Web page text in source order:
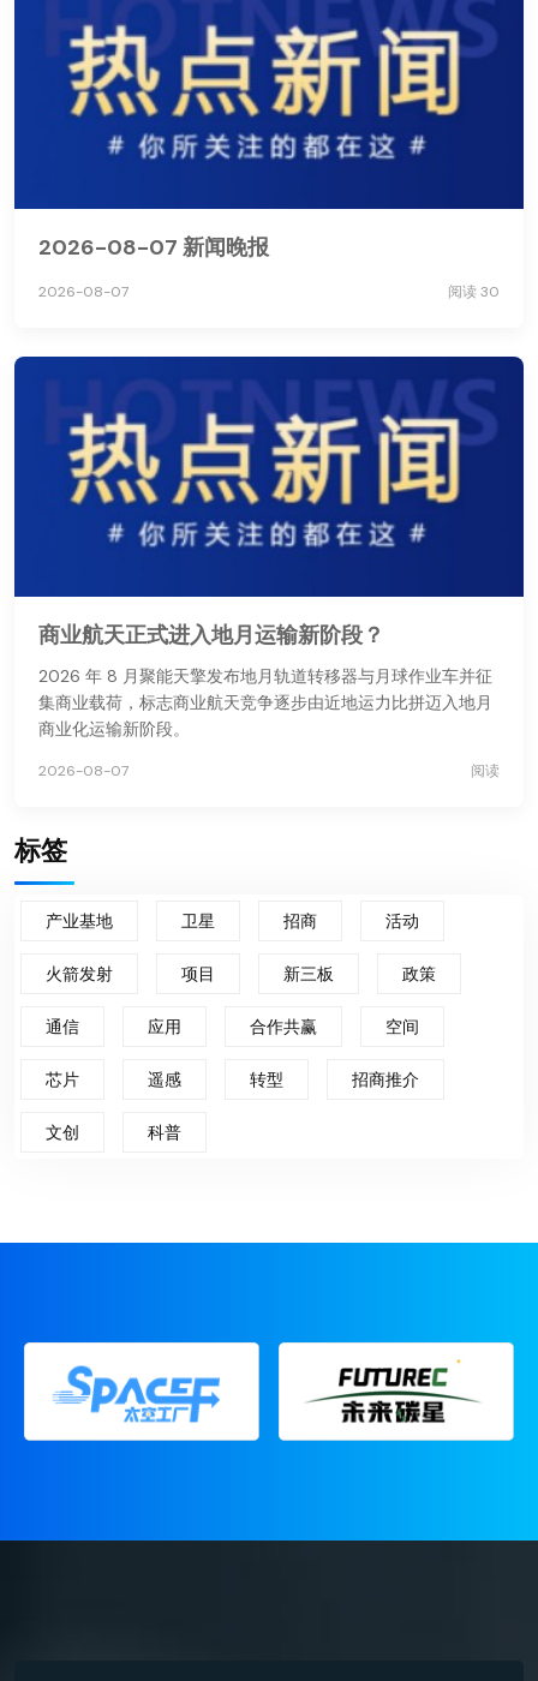
2026-08-07 新闻晚报
2026-08-07 阅读 30
商业航天正式进入地月运输新阶段？
2026 年 8 月聚能天擎发布地月轨道转移器与月球作业车并征
集商业载荷，标志商业航天竞争逐步由近地运力比拼迈入地月
商业化运输新阶段。
2026-08-07 阅读
标签
产业基地 卫星 招商 活动
火箭发射 项目 新三板 政策
通信 应用 合作共赢 空间
芯片 遥感 转型 招商推介
文创 科普